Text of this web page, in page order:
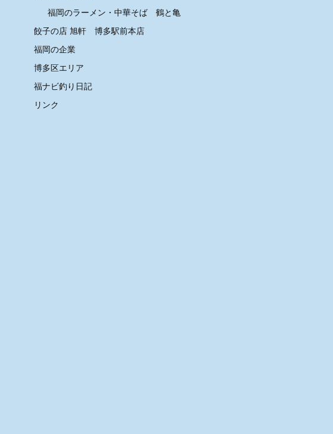
福岡のラーメン・中華そば 鶴と亀
餃子の店 旭軒 博多駅前本店
福岡の企業
博多区エリア
福ナビ釣り日記
リンク